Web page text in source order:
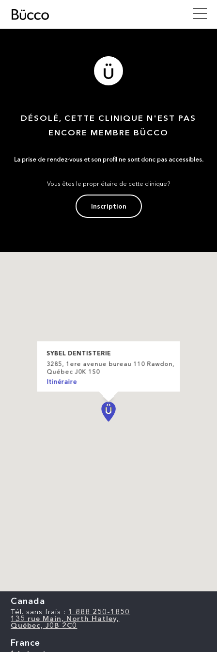
DÉSOLÉ, CETTE CLINIQUE N'EST PAS
ENCORE MEMBRE BÜCCO
La prise de rendez-vous et son profil ne sont donc pas accessibles.
Vous êtes le propriétaire de cette clinique?
Inscription
SYBEL DENTISTERIE
3285, 1ere avenue bureau 110 Rawdon,
Québec J0K 1S0
Itinéraire
Canada
Tél. sans frais : 1 888 250-1850
135 rue Main, North Hatley,
Québec, J0B 2C0
France